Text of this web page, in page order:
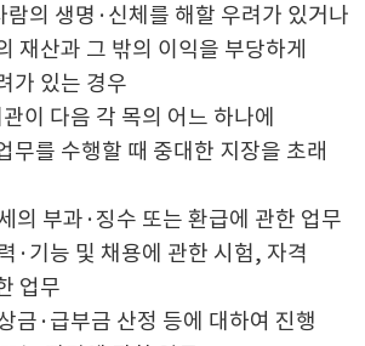
의 생명·신체를 해할 우려가 있거나
재산과 그 밖의 이익을 부당하게
가 있는 경우
이 다음 각 목의 어느 하나에
무를 수행할 때 중대한 지장을 초래
부과·징수 또는 환급에 관한 업무
능 및 채용에 관한 시험, 자격
업무
·급부금 산정 등에 대하여 진행